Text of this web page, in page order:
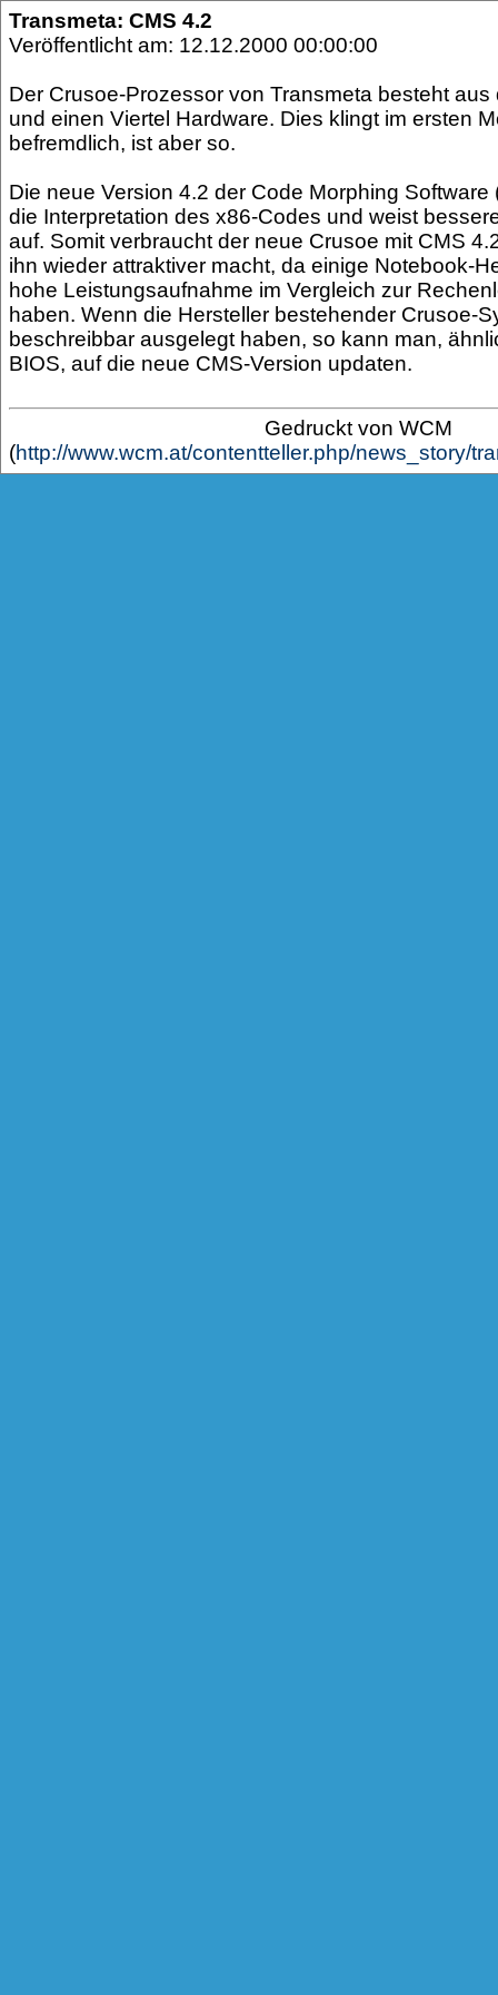
Transmeta: CMS 4.2
Veröffentlicht am: 12.12.2000 00:00:00
Der Crusoe-Prozessor von Transmeta besteht aus
und einen Viertel Hardware. Dies klingt im ersten
befremdlich, ist aber so.
Die neue Version 4.2 der Code Morphing
die Interpretation des x86-Codes und weist
auf. Somit verbraucht der neue Crusoe mit CMS
ihn wieder attraktiver macht, da einige Notebook-
hohe Leistungsaufnahme im Vergleich zur
haben. Wenn die Hersteller bestehender Crusoe-
beschreibbar ausgelegt haben, so kann man,
BIOS, auf die neue CMS-Version updaten.
Gedruckt von WCM
(http://www.wcm.at/contentteller.php/news_story/